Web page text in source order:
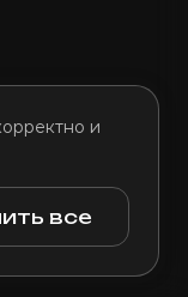
и
все